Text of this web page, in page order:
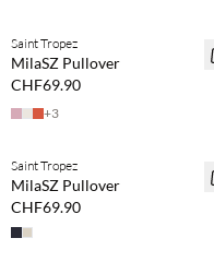
NEUHEITEN
Saint Tropez
MilaSZ Pullover
CHF69.90
+3
NEUHEITEN
Saint Tropez
MilaSZ Pullover
CHF69.90